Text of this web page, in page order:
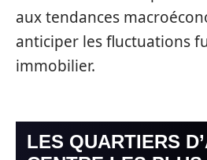
aux tendances
anticiper les fluctuations
immobilier.
LES QUARTIERS